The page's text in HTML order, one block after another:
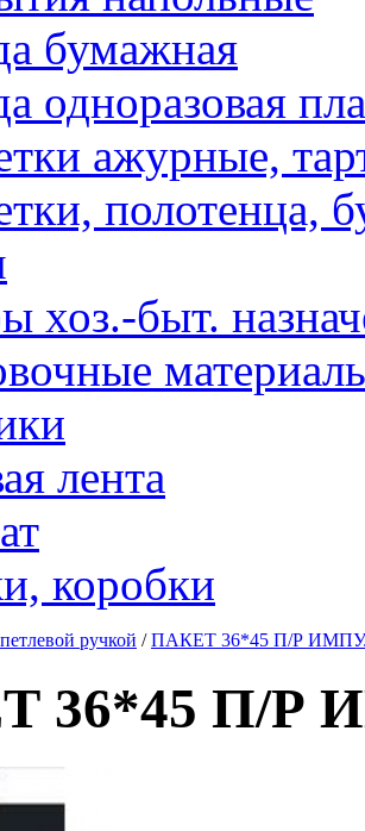
бумажная
одноразовая
ажурные,
полотенца,
хоз.-быт.
лента
коробки
ручкой /ПАКЕТ 36*45 П/Р
36*45 П/Р